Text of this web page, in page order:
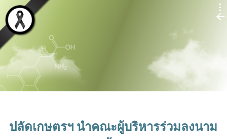
ปลัดเกษตรฯ นำคณะผู้บริหารร่วมลงนาม